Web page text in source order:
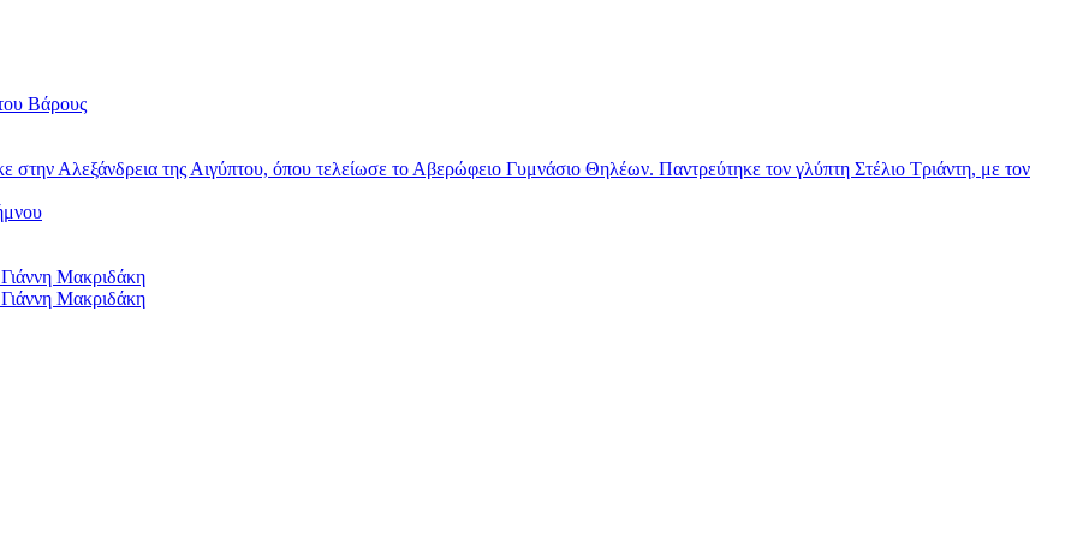
Βάρους
Αλεξάνδρεια της Αιγύπτου, όπου τελείωσε το Αβερώφειο Γυμνάσιο Θηλέων. Παντρεύτηκε τον γλύπτη Στέλιο Τριάντη, με τον
Μακριδάκη
Μακριδάκη